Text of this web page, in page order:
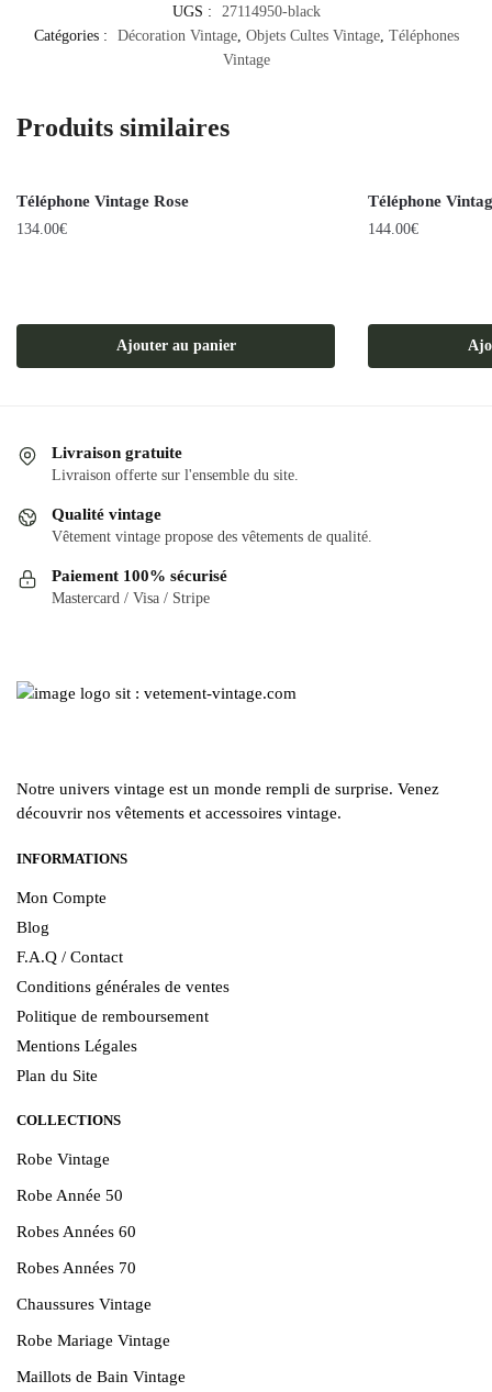
UGS :
27114950-black
Catégories :
Décoration Vintage, Objets Cultes Vintage, Téléphones
Vintage
Produits similaires
Téléphone Vintage Rose
134.00€
Ajouter au panier
Téléphone
144.00€
Livraison gratuite
Livraison offerte sur l'ensemble du site.
Qualité vintage
Vêtement vintage propose des vêtements de qualité.
Paiement 100% sécurisé
Mastercard / Visa / Stripe
Notre univers vintage est un monde rempli de surprise. Venez
découvrir nos vêtements et accessoires vintage.
INFORMATIONS
Mon Compte
Blog
F.A.Q / Contact
Conditions générales de ventes
Politique de remboursement
Mentions Légales
Plan du Site
COLLECTIONS
Robe Vintage
Robe Année 50
Robes Années 60
Robes Années 70
Chaussures Vintage
Robe Mariage Vintage
Maillots de Bain Vintage